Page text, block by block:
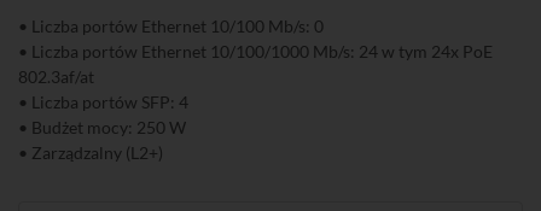
• Liczba portów Ethernet 10/100 Mb/s: 0
• Liczba portów Ethernet 10/100/1000 Mb/s: 24 w tym 24x PoE
802.3af/at
• Liczba portów SFP: 4
• Budżet mocy: 250 W
• Zarządzalny (L2+)